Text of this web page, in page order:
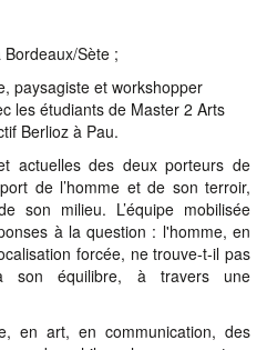
Sète ;
paysagiste et workshopper
les étudiants de Master 2 Arts
Berlioz à Pau.
actuelles des deux porteurs de
de l’homme et de son terroir,
son milieu. L’équipe mobilisée
à la question : l'homme, en
forcée, ne trouve-t-il pas
son équilibre, à travers une
en art, en communication, des